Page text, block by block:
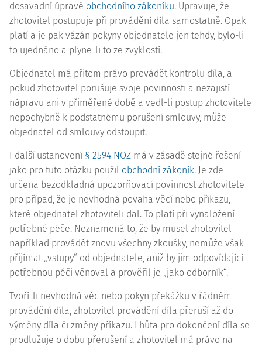
dosavadní úpravě obchodního zákoníku. Upravuje, že
zhotovitel postupuje při provádění díla samostatně. Opak
platí a je pak vázán pokyny objednatele jen tehdy, bylo-li
to ujednáno a plyne-li to ze zvyklostí.
Objednatel má přitom právo provádět kontrolu díla, a
pokud zhotovitel porušuje svoje povinnosti a nezajistí
nápravu ani v přiměřené době a vedl-li postup zhotovitele
nepochybně k podstatnému porušení smlouvy, může
objednatel od smlouvy odstoupit.
I další ustanovení § 2594 NOZ má v zásadě stejné řešení
jako pro tuto otázku použil obchodní zákoník. Je zde
určena bezodkladná upozorňovací povinnost zhotovitele
pro případ, že je nevhodná povaha věcí nebo příkazu,
které objednatel zhotoviteli dal. To platí při vynaložení
potřebné péče. Neznamená to, že by musel zhotovitel
například provádět znovu všechny zkoušky, nemůže však
přijímat „vstupy“ od objednatele, aniž by jim odpovídající
potřebnou péči věnoval a prověřil je „jako odborník“.
Tvoří-li nevhodná věc nebo pokyn překážku v řádném
provádění díla, zhotovitel provádění díla přeruší až do
výměny díla či změny příkazu. Lhůta pro dokončení díla se
prodlužuje o dobu přerušení a zhotovitel má právo na